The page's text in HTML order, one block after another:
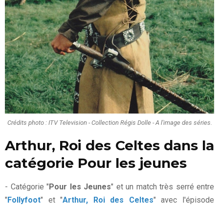
Crédits photo : ITV Television - Collection Régis Dolle - A l'image des séries.
Arthur, Roi des Celtes dans la
catégorie Pour les jeunes
- Catégorie " Pour les Jeunes" et un match très serré entre
" Follyfoot" et "Arthur, Roi des Celtes" avec l'épisode